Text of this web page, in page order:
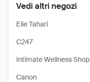
Vedi altri negozi
Elie Tahari
C247
Intimate Wellness Shop
Canon